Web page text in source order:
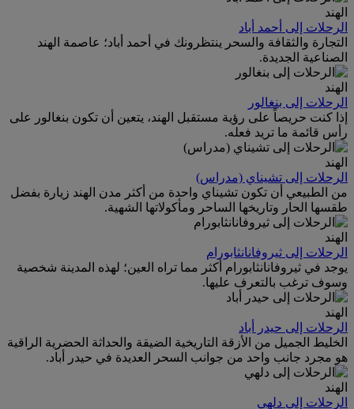
الهند
الرحلات إلى أحمد أباد
التجارة والثقافة والسحر ينتظرونك في أحمد أباد؛ عاصمة الهند
الصناعية الجديدة.
الهند
الرحلات إلى بنغالور
إذا كنت حريصاً على رؤية مستقبل الهند، يتعين أن تكون بنغالور على
رأس قائمة ما تريد فعله.
الهند
الرحلات إلى تشيناي (مدراس)
من الطبيعي أن تكون تشيناي واحدة من أكثر مدن الهند زيارة بفضل
طقسها الحار وتاريخها الساحر ومأكولاتها الشهية.
الهند
الرحلات إلى ثيروفانانثابورام
يوجد في ثيروفانانثابورام أكثر مما تراه العين؛ لهذه المدينة شخصية
وسوف ترغب بالتعرف عليها.
الهند
الرحلات إلى حيدر أباد
الخليط الجميل من الأزقة التاريخية الضيقة والحداثة الحضرية الراقية
هو مجرد جانب واحد من جوانب السحر العديدة في حيدر أباد.
الهند
الرحلات إلى دلهي